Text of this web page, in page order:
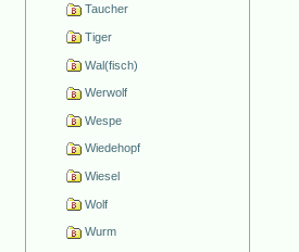
Taucher
Tiger
Wal(fisch)
Werwolf
Wespe
Wiedehopf
Wiesel
Wolf
Wurm